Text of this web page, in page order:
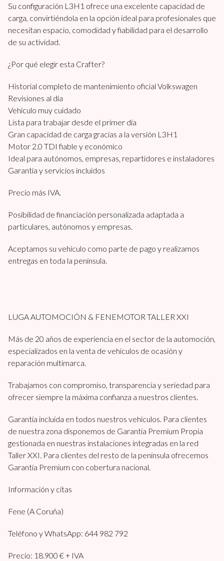
Su configuración L3H1 ofrece una excelente capacidad de
carga, convirtiéndola en la opción ideal para profesionales que
necesitan espacio, comodidad y fiabilidad para el desarrollo
de su actividad.
¿Por qué elegir esta Crafter?
Historial completo de mantenimiento oficial Volkswagen
Revisiones al día
Vehículo muy cuidado
Lista para trabajar desde el primer día
Gran capacidad de carga gracias a la versión L3H1
Motor 2.0 TDI fiable y económico
Ideal para autónomos, empresas, repartidores e instaladores
Garantía y servicios incluidos
Precio más IVA.
Posibilidad de financiación personalizada adaptada a
particulares, autónomos y empresas.
Aceptamos su vehículo como parte de pago y realizamos
entregas en toda la península.
LUGA AUTOMOCIÓN & FENEMOTOR TALLER XXI
Más de 20 años de experiencia en el sector de la automoción,
especializados en la venta de vehículos de ocasión y
reparación multimarca.
Trabajamos con compromiso, transparencia y seriedad para
ofrecer siempre la máxima confianza a nuestros clientes.
Garantía incluida en todos nuestros vehículos. Para clientes
de nuestra zona disponemos de Garantía Premium Propia
gestionada en nuestras instalaciones integradas en la red
Taller XXI. Para clientes del resto de la península ofrecemos
Garantía Premium con cobertura nacional.
Información y citas
Fene (A Coruña)
Teléfono y WhatsApp: 644 982 792
Precio: 18.900 € + IVA